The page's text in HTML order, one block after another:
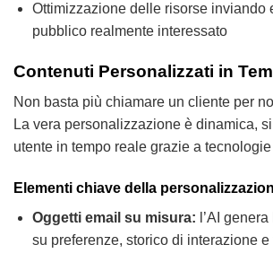
Ottimizzazione delle risorse inviando
pubblico realmente interessato
Contenuti Personalizzati in
Non basta più chiamare un cliente per
La vera personalizzazione è dinamica,
utente in tempo reale grazie a
Elementi chiave della
Oggetti email su misura: l’AI
su preferenze, storico di interazione e